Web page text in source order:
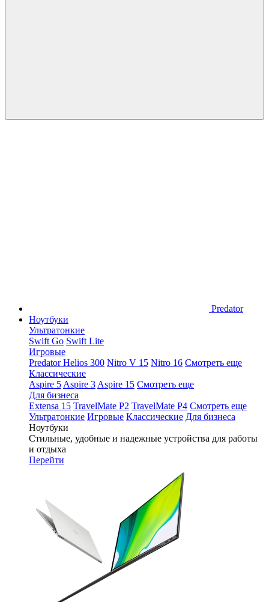
Predator
Ноутбуки
Ультратонкие
Swift Go Swift Lite
Игровые
Predator Helios 300 Nitro V 15 Nitro 16 Смотреть еще
Классические
Aspire 5 Aspire 3 Aspire 15 Смотреть еще
Для бизнеса
Extensa 15 TravelMate P2 TravelMate P4 Смотреть еще
Ультратонкие Игровые Классические Для бизнеса
Ноутбуки
Стильные, удобные и надежные устройства для работы
и отдыха
Перейти